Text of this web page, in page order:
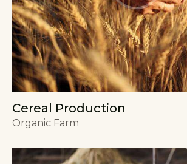
Cereal Production
Organic Farm